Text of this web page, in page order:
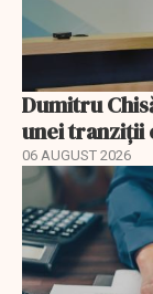
Dumitru
unei tranziții
06 AUGUST 2026